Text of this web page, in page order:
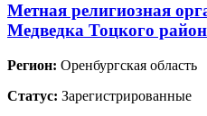
Метная религиозная
Медведка Тоцкого
Регион: Оренбургская область
Статус: Зарегистрированные